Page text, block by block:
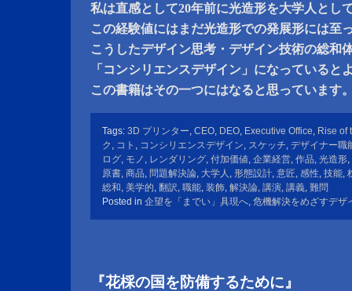
私は直感として20年前に光造形を大学人とし
この経験値にはまだ光造形での発展形には至
こうしたデザイン思考・デザイン技術の総和
「コンシリエンスデザイン」になっていると
この書籍はその一つにはなると思っています
Tags: 3D プリンター, CEO, DEO, Executive Office, Rise of
ク , コト , コンシリエンスデザイン, スケッチ, デザイナー職
ログ, モノ , レンダリング, 付加価値, 企業経営, 作品, 光造形,
原書, 商品, 問題解決論, 大学人 , 形態設計, 意匠, 感性, 技能,
総和, 美学的, 翻訳, 職能, 装飾, 解決論, 講演, 講義, 難問
Posted in 企望を「までい」具現へ, 危機解決をめざすデザ
『花棌の国を防備するために』